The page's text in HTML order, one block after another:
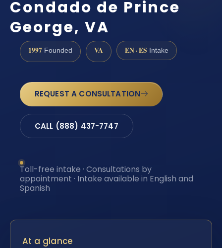
Condado de Prince
George, VA
1997 Founded VA EN · ES Intake
REQUEST A CONSULTATION
CALL (888) 437-7747
Toll-free intake · Consultations by
appointment · Intake available in English and
Spanish
At a glance